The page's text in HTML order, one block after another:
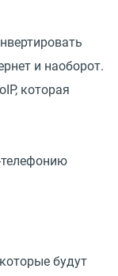
и наоборот.
которая
будут